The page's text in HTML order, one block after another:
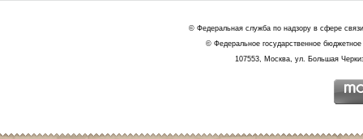
© Федеральная служба по надзору в сфере
© Федеральное государственное
107553, Москва, ул. Большая